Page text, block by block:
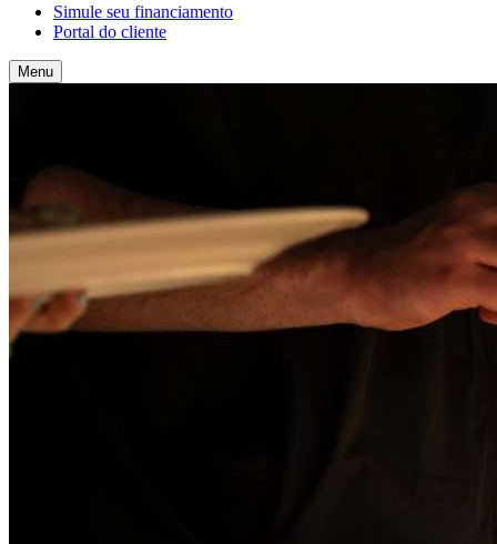
Simule seu financiamento
Portal do cliente
Menu